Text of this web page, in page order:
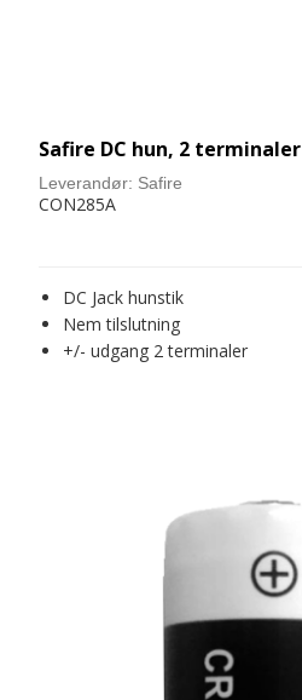
Safire DC hun, 2 terminaler
Leverandør: Safire
CON285A
DC Jack hunstik
Nem tilslutning
+/- udgang 2 terminaler